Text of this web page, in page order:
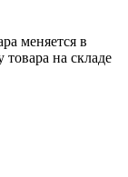
меняется в
товара на складе